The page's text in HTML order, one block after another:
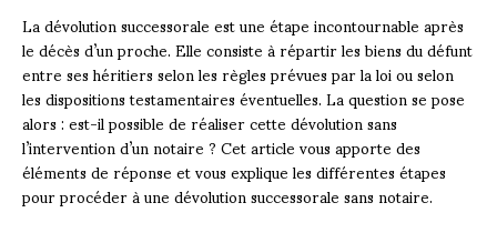
La dévolution successorale est une étape incontournable après
le décès d’un proche. Elle consiste à répartir les biens du défunt
entre ses héritiers selon les règles prévues par la loi ou selon
les dispositions testamentaires éventuelles. La question se pose
alors : est-il possible de réaliser cette dévolution sans
l’intervention d’un notaire ? Cet article vous apporte des
éléments de réponse et vous explique les différentes étapes
pour procéder à une dévolution successorale sans notaire.